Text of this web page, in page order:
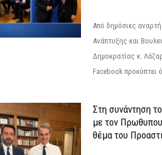
Από δημόσιες
Ανάπτυξης και
Δημοκρατίας κ.
Facebook προκύπτει
Στη συνάντηση
με τον
θέμα του